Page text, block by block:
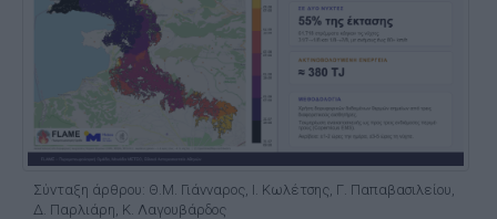
Σύνταξη άρθρου: Θ.Μ. Γιάνναρος, Ι. Κωλέτσης, Γ. Παπαβασιλείου,
Δ. Παρλιάρη, Κ. Λαγουβάρδος